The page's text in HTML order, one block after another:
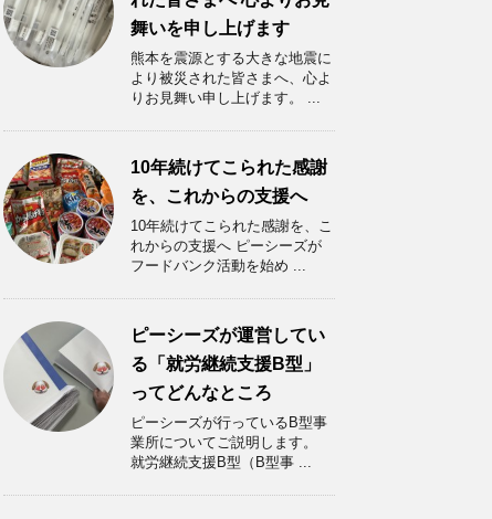
舞いを申し上げます
熊本を震源とする大きな地震に
より被災された皆さまへ、心よ
りお見舞い申し上げます。 ...
10年続けてこられた感謝
を、これからの支援へ
10年続けてこられた感謝を、こ
れからの支援へ ピーシーズが
フードバンク活動を始め ...
ピーシーズが運営してい
る「就労継続支援B型」
ってどんなところ
ピーシーズが行っているB型事
業所についてご説明します。
就労継続支援B型（B型事 ...